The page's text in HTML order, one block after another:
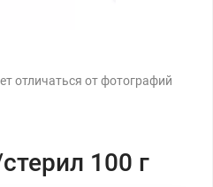
отличаться от фотографий
100 г